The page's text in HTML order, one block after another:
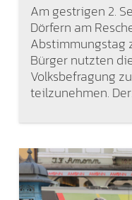
Am gestrigen 2.
Dörfern am
Abstimmungstag
Bürger nutzten
Volksbefragung
teilzunehmen.